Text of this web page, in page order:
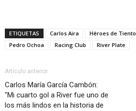
ETIQUETAS Carlos Aira Héroes de Tiento
Pedro Ochoa
Racing Club River Plate
Artículo anterior
Carlos María García Cambón:
"Mi cuarto gol a River fue uno de
los más lindos en la historia de